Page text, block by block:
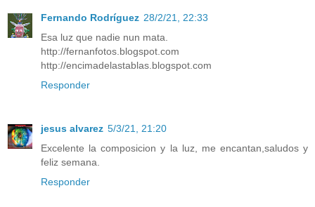
Fernando Rodríguez 28/2/21, 22:33
Esa luz que nadie nun mata.
http://fernanfotos.blogspot.com
http://encimadelastablas.blogspot.com
Responder
jesus alvarez 5/3/21, 21:20
Excelente la composicion y la luz, me encantan,saludos y
feliz semana.
Responder